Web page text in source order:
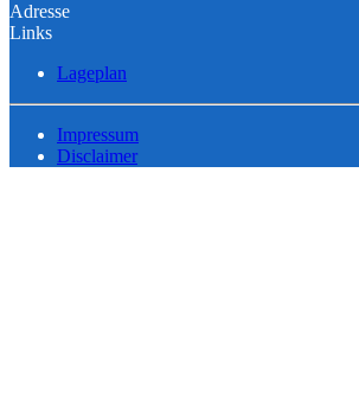
Adresse
Links
Lageplan
Impressum
Disclaimer